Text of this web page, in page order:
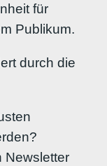
für
Publikum.
durch die
Newsletter